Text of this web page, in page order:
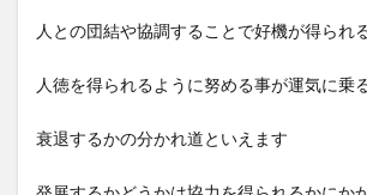
人との団結や協調することで好機が得られ
人徳を得られるように努める事が運気に乗
衰退するかの分かれ道といえます